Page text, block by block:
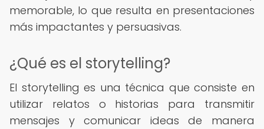
memorable, lo que resulta en presentaciones
más impactantes y persuasivas.
¿Qué es el storytelling?
El storytelling es una técnica que consiste en
utilizar relatos o historias para transmitir
mensajes y comunicar ideas de manera